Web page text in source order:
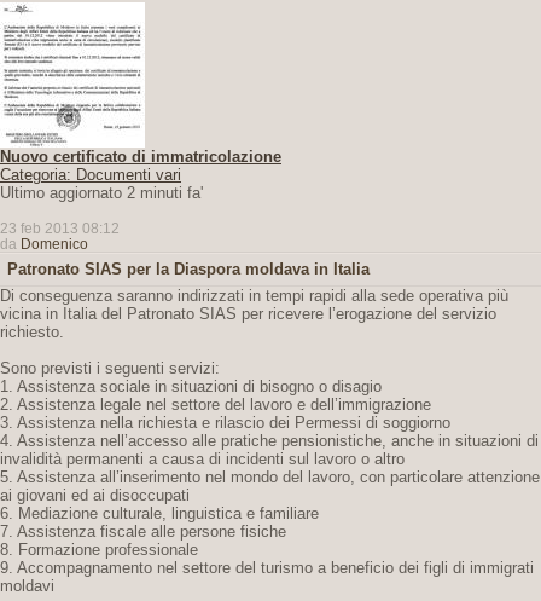
Nuovo certificato di immatricolazione
Categoria: Documenti vari
Ultimo aggiornato 2 minuti fa'
23 feb 2013 08:12
da Domenico
Patronato SIAS per la Diaspora moldava in Italia
Di conseguenza saranno indirizzati in tempi rapidi alla sede operativa più
vicina in Italia del Patronato SIAS per ricevere l’erogazione del servizio
richiesto.
Sono previsti i seguenti servizi:
1. Assistenza sociale in situazioni di bisogno o disagio
2. Assistenza legale nel settore del lavoro e dell’immigrazione
3. Assistenza nella richiesta e rilascio dei Permessi di soggiorno
4. Assistenza nell’accesso alle pratiche pensionistiche, anche in situazioni di
invalidità permanenti a causa di incidenti sul lavoro o altro
5. Assistenza all’inserimento nel mondo del lavoro, con particolare attenzione
ai giovani ed ai disoccupati
6. Mediazione culturale, linguistica e familiare
7. Assistenza fiscale alle persone fisiche
8. Formazione professionale
9. Accompagnamento nel settore del turismo a beneficio dei figli di immigrati
moldavi